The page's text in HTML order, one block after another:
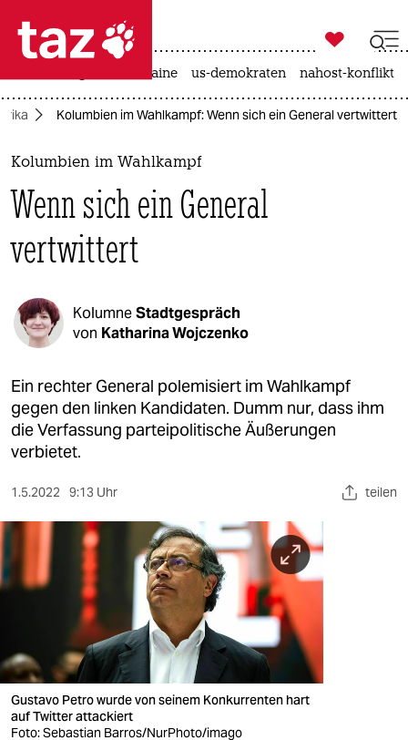
 taz zahl ich
taz zahl ich
themen
politik
öko
kultur
berlin
nord
wahrheit
verlag
verlag
veranstaltungen
fragen & hilfe
unterstützen

taz zahl ich
krieg in der ukraine us-demokraten nahost-konflikt
Kolumbien im Wahlkampf: Wenn sich ein General vertwittert
Kolumbien im Wahlkampf
Wenn sich ein General
vertwittert
KolumneStadtgespräch
von Katharina Wojczenko
Ein rechter General polemisiert im Wahlkampf
gegen den linken Kandidaten. Dumm nur, dass ihm
die Verfassung parteipolitische Äußerungen
verbietet.
1.5.2022 9:13 Uhr teilen
Gustavo Petro wurde von seinem Konkurrenten hart
auf Twitter attackiert
Foto: Sebastian Barros/NurPhoto/imago